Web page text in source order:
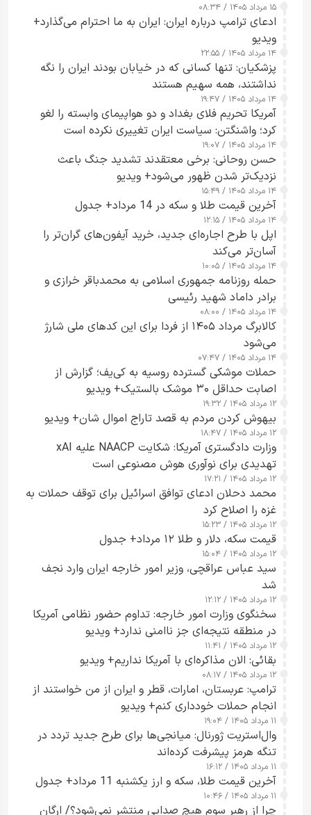
۱۵ مرداد ۱۴۰۵ / ۰۸:۳۴
ادعای ترامپ درباره ایران: ایران به ما احترام می‌گذارد+
ویدیو
۱۴ مرداد ۱۴۰۵ / ۲۲:۵۵
پزشکیان: تنها کسانی که در خیابان بودند ایران را نگه
نداشتند، همه سهیم هستند
۱۴ مرداد ۱۴۰۵ / ۱۹:۴۷
آمریکا تحریم فلای بغداد و دو هواپیمای وابسته را لغو
کرد؛ واشنگتن: سیاست ایران تغییری نکرده است
۱۴ مرداد ۱۴۰۵ / ۱۹:۰۷
حسن روحانی: برخی معتقدند تشدید جنگ باعث
نزدیک‌تر شدن ظهور می‌شود+ ویدیو
۱۴ مرداد ۱۴۰۵ / ۱۵:۴۹
آخرین قیمت طلا و سکه در 14 مرداد+ جدول
۱۴ مرداد ۱۴۰۵ / ۱۲:۱۵
اپل با طرح اجاره‌ای جدید، خرید آیفون‌های گران‌تر را
آسان‌تر می‌کند
۱۴ مرداد ۱۴۰۵ / ۱۰:۰۵
حمله روزنامه جمهوری اسلامی به محمدباقر خرازی و
برادر داماد شهید رئیسی
۱۴ مرداد ۱۴۰۵ / ۰۸:۰۰
کالابرگ مرداد ۱۴۰۵ از فردا برای این کدهای ملی شارژ
می‌شود
۱۴ مرداد ۱۴۰۵ / ۰۷:۴۷
حملات موشکی گسترده روسیه به کی‌یف؛ گزارش از
اصابت حداقل ۳۰ موشک بالستیک+ ویدیو
۱۲ مرداد ۱۴۰۵ / ۱۹:۳۲
بیهوش کردن مردم به قصد تاراج اموال شان+ ویدیو
۱۲ مرداد ۱۴۰۵ / ۱۸:۴۷
وزارت دادگستری آمریکا: شکایت NAACP علیه xAI
تهدیدی برای نوآوری هوش مصنوعی است
۱۲ مرداد ۱۴۰۵ / ۱۷:۲۱
محمد دحلان ادعای توافق اسرائیل برای توقف حملات به
غزه را اصلاح کرد
۱۲ مرداد ۱۴۰۵ / ۱۵:۲۳
قیمت سکه، دلار و طلا ۱۲ مرداد+ جدول
۱۲ مرداد ۱۴۰۵ / ۱۵:۰۴
سید عباس عراقچی، وزیر امور خارجه ایران وارد نجف
شد
۱۲ مرداد ۱۴۰۵ / ۱۲:۱۲
سخنگوی وزارت امور خارجه: تداوم حضور نظامی آمریکا
در منطقه نتیجه‌ای جز ناامنی ندارد+ ویدیو
۱۲ مرداد ۱۴۰۵ / ۱۱:۴۱
بقائی: الان مذاکره‌ای با آمریکا نداریم+ ویدیو
۱۲ مرداد ۱۴۰۵ / ۰۸:۱۷
ترامپ: عربستان، امارات، قطر و ایران از من خواستند از
انجام حملات خودداری کنم+ ویدیو
۱۱ مرداد ۱۴۰۵ / ۱۹:۰۴
وال‌استریت ژورنال: میانجی‌ها برای طرح جدید تردد در
تنگه هرمز پیشرفت کرده‌اند
۱۱ مرداد ۱۴۰۵ / ۱۶:۱۲
آخرین قیمت طلا، سکه و ارز یکشنبه 11 مرداد+ جدول
۱۱ مرداد ۱۴۰۵ / ۱۰:۴۶
چرا از رهبر سوم هیچ صدایی منتشر نمی‌شود؟/ ارگان